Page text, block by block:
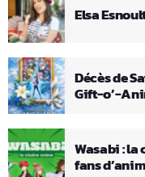
Elsa
Décès de
Gift-o’-
Wasabi :
fans